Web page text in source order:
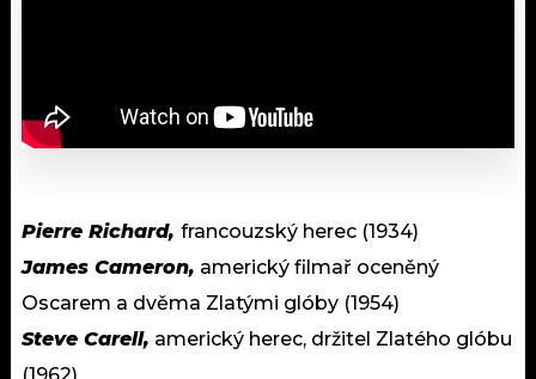
Pierre Richard, francouzský herec (1934)
James Cameron, americký filmař oceněný
Oscarem a dvěma Zlatými glóby (1954)
Steve Carell, americký herec, držitel Zlatého glóbu